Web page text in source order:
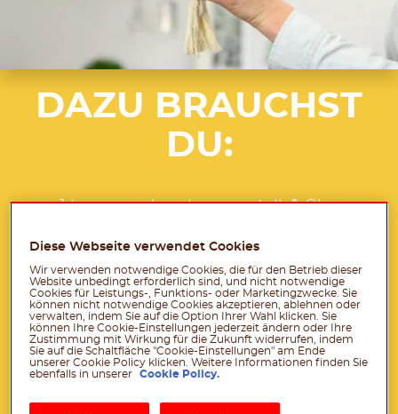
DAZU BRAUCHST
DU:
1 leeres und sauberes nutella®Glas
Maßband
1 Haken
Klebeband
Schere
Hinweis: Nur unter Aufsicht eines
Erwachsenen verwenden
Diese Webseite verwendet Cookies
Wir verwenden notwendige Cookies, die für den Betrieb dieser
Website unbedingt erforderlich sind, und nicht notwendige
Cookies für Leistungs-, Funktions- oder Marketingzwecke. Sie
können nicht notwendige Cookies akzeptieren, ablehnen oder
verwalten, indem Sie auf die Option Ihrer Wahl klicken. Sie
können Ihre Cookie-Einstellungen jederzeit ändern oder Ihre
Zustimmung mit Wirkung für die Zukunft widerrufen, indem
Sie auf die Schaltfläche "Cookie-Einstellungen" am Ende
unserer Cookie Policy klicken. Weitere Informationen finden Sie
ebenfalls in unserer
Cookie Policy.